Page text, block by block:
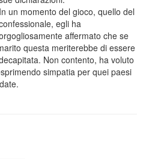
In un momento del gioco, quello del
egli ha
affermato che se
questa meriterebbe di essere
Non contento, ha voluto
simpatia per quei paesi